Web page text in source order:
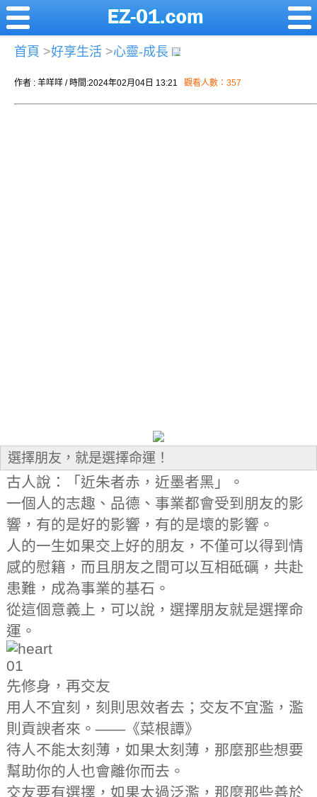
首頁 >好享生活 >心靈-成長
作者 : 羊咩咩 / 時間:2024年02月04日 13:21 觀看人數：357
選擇朋友，就是選擇命運！
古人說：「近朱者赤，近墨者黑」。
一個人的志趣、品德、事業都會受到朋友的影
響，有的是好的影響，有的是壞的影響。
人的一生如果交上好的朋友，不僅可以得到情
感的慰籍，而且朋友之間可以互相砥礪，共赴
患難，成為事業的基石。
從這個意義上，可以說，選擇朋友就是選擇命
運。
01
先修身，再交友
用人不宜刻，刻則思效者去；交友不宜濫，濫
則貢諛者來。——《菜根譚》
待人不能太刻薄，如果太刻薄，那麼那些想要
幫助你的人也會離你而去。
交友要有選擇，如果太過泛濫，那麼那些善於